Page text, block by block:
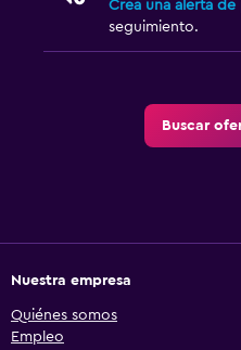
Crea una alerta de
seguimiento.
Buscar
Nuestra empresa
Quiénes somos
Empleo